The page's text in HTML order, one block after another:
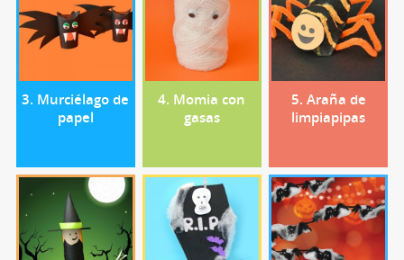
3. Murciélago de
papel
4. Momia con
gasas
5. Araña de
limpiapipas